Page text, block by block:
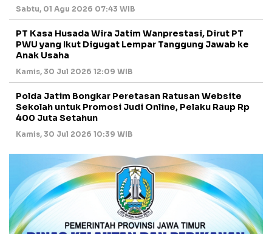
Sabtu, 01 Agu 2026 07:43 WIB
PT Kasa Husada Wira Jatim Wanprestasi, Dirut PT
PWU yang Ikut Digugat Lempar Tanggung Jawab ke
Anak Usaha
Kamis, 30 Jul 2026 12:09 WIB
Polda Jatim Bongkar Peretasan Ratusan Website
Sekolah untuk Promosi Judi Online, Pelaku Raup Rp
400 Juta Setahun
Kamis, 30 Jul 2026 10:39 WIB